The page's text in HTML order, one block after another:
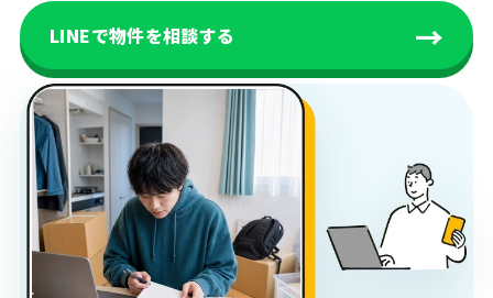
LINEで物件を相談する →